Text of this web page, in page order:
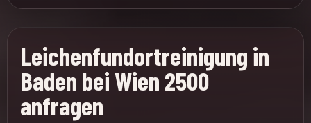
Leichenfundortreinigung in
Baden bei Wien 2500
anfragen